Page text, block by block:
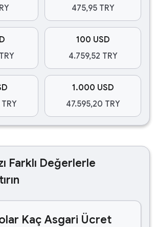
475,95 TRY
100 USD
4.759,52 TRY
1.000 USD
47.595,20 TRY
Farklı Değerlerle
Kaç Asgari Ücret